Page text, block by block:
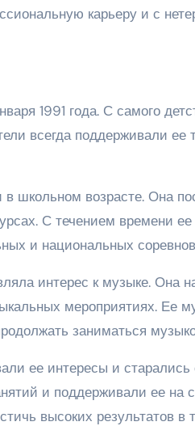
карьеру и с
1991 года. С самого
всегда поддерживали ее
в школьном возрасте. Она
С течением времени
и национальных
интерес к музыке. Она
мероприятиях. Ее
заниматься
ее интересы и
и поддерживали ее на
высоких результатов в